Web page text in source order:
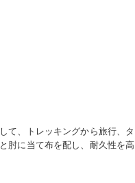
て、トレッキングから旅行、タ
肘に当て布を配し、耐久性を高